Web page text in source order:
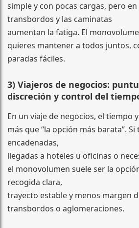
simple y con pocas cargas, pero
transbordos y las caminatas
aumentan la fatiga. El
quieres mantener a todos juntos,
paradas fáciles.
3) Viajeros de negocios:
discreción y control del
En un viaje de negocios, el tiempo
más que “la opción más barata”.
encadenadas,
llegadas a hoteles u oficinas o
el monovolumen suele ser la
recogida clara,
trayecto estable y menos margen
transbordos o aglomeraciones.